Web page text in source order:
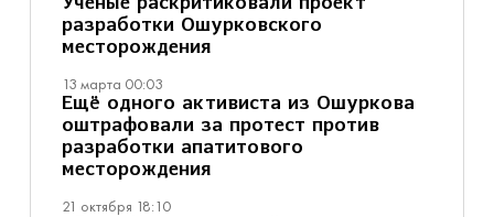
Ученые раскритиковали проект
разработки Ошурковского
месторождения
13 марта 00:03
Ещё одного активиста из Ошуркова
оштрафовали за протест против
разработки апатитового
месторождения
21 октября 18:10